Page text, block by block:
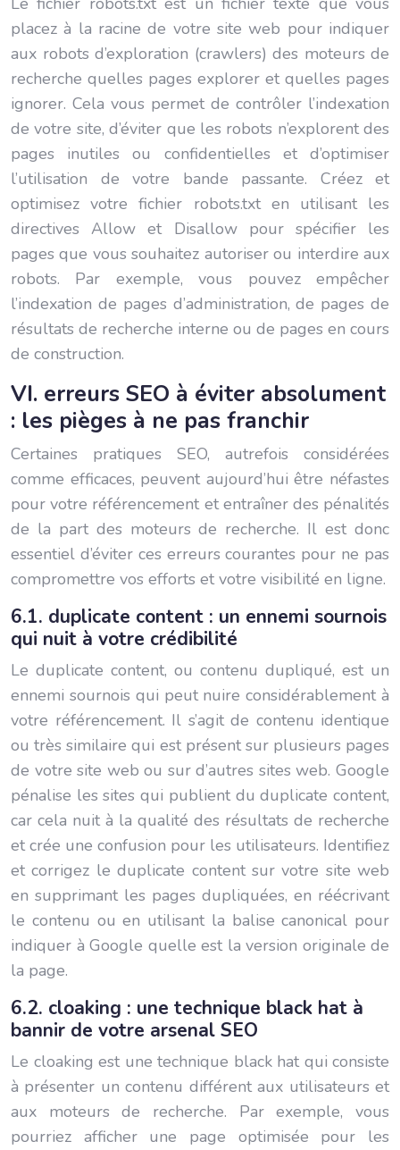
placez à la racine de votre site web pour indiquer
aux robots d’exploration (crawlers) des moteurs de
recherche quelles pages explorer et quelles pages
ignorer. Cela vous permet de contrôler l’indexation
de votre site, d’éviter que les robots n’explorent des
pages inutiles ou confidentielles et d’optimiser
l’utilisation de votre bande passante. Créez et
optimisez votre fichier robots.txt en utilisant les
directives Allow et Disallow pour spécifier les
pages que vous souhaitez autoriser ou interdire aux
robots. Par exemple, vous pouvez empêcher
l’indexation de pages d’administration, de pages de
résultats de recherche interne ou de pages en cours
de construction.
VI. erreurs SEO à éviter absolument
: les pièges à ne pas franchir
Certaines pratiques SEO, autrefois considérées
comme efficaces, peuvent aujourd’hui être néfastes
pour votre référencement et entraîner des pénalités
de la part des moteurs de recherche. Il est donc
essentiel d’éviter ces erreurs courantes pour ne pas
compromettre vos efforts et votre visibilité en ligne.
6.1. duplicate content : un ennemi sournois
qui nuit à votre crédibilité
Le duplicate content, ou contenu dupliqué, est un
ennemi sournois qui peut nuire considérablement à
votre référencement. Il s’agit de contenu identique
ou très similaire qui est présent sur plusieurs pages
de votre site web ou sur d’autres sites web. Google
pénalise les sites qui publient du duplicate content,
car cela nuit à la qualité des résultats de recherche
et crée une confusion pour les utilisateurs. Identifiez
et corrigez le duplicate content sur votre site web
en supprimant les pages dupliquées, en réécrivant
le contenu ou en utilisant la balise canonical pour
indiquer à Google quelle est la version originale de
la page.
6.2. cloaking : une technique black hat à
bannir de votre arsenal SEO
Le cloaking est une technique black hat qui consiste
à présenter un contenu différent aux utilisateurs et
aux moteurs de recherche. Par exemple, vous
pourriez afficher une page optimisée pour les